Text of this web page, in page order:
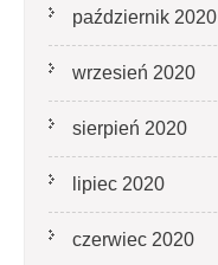
październik 2020
wrzesień 2020
sierpień 2020
lipiec 2020
czerwiec 2020